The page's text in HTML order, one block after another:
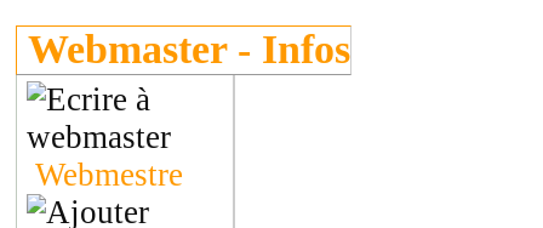
Webmaster - Infos
Webmestre